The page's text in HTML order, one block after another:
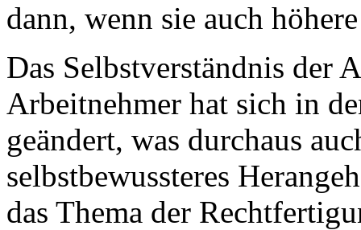
dann, wenn sie auch
Das Selbstverständnis der
Arbeitnehmer hat sich in
geändert, was durchaus
selbstbewussteres
das Thema der